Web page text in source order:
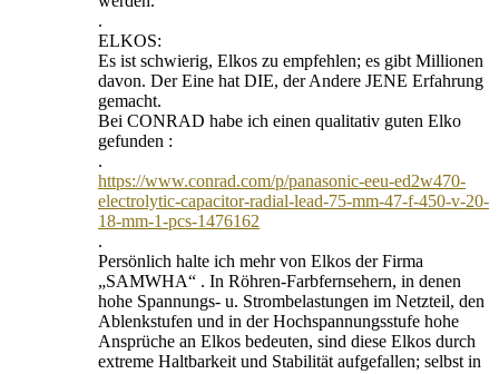
.
ELKOS:
Es ist schwierig, Elkos zu empfehlen; es gibt Millionen
davon. Der Eine hat DIE, der Andere JENE Erfahrung
gemacht.
Bei CONRAD habe ich einen qualitativ guten Elko
gefunden :
.
https://www.conrad.com/p/panasonic-eeu-ed2w470-
electrolytic-capacitor-radial-lead-75-mm-47-f-450-v-20-
18-mm-1-pcs-1476162
.
Persönlich halte ich mehr von Elkos der Firma
„SAMWHA“ . In Röhren-Farbfernsehern, in denen
hohe Spannungs- u. Strombelastungen im Netzteil, den
Ablenkstufen und in der Hochspannungsstufe hohe
Ansprüche an Elkos bedeuten, sind diese Elkos durch
extreme Haltbarkeit und Stabilität aufgefallen; selbst in